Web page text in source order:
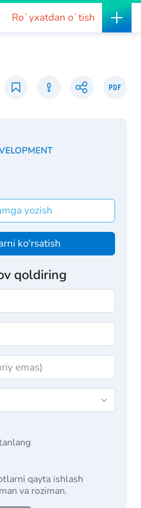
Roʻyxatdan oʻtish
yozish
ko'rsatish
qoldiring
qayta ishlash
va roziman.